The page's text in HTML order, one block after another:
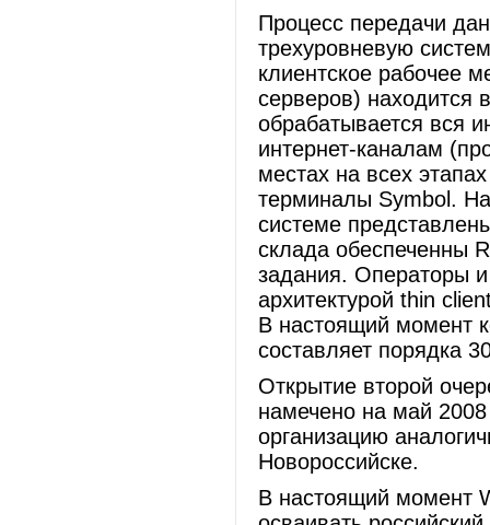
Процесс передачи
трехуровневую
клиентское рабочее
серверов) находится
обрабатывается вся
интернет-каналам
местах на всех
терминалы Symbol.
системе
склада обеспеченны
задания. Операторы
архитектурой thin
В настоящий момент
составляет порядка
Открытие второй
намечено на май
организацию
Новороссийске.
В настоящий момент